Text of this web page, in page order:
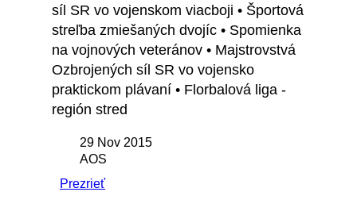
síl SR vo vojenskom viacboji • Športová
streľba zmiešaných dvojíc • Spomienka
na vojnových veteránov • Majstrovstvá
Ozbrojených síl SR vo vojensko
praktickom plávaní • Florbalová liga -
región stred
29 Nov 2015
AOS
Prezrieť